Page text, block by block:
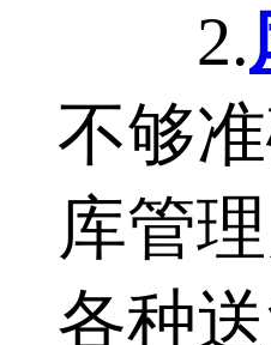
2.
不够
库管
各种送